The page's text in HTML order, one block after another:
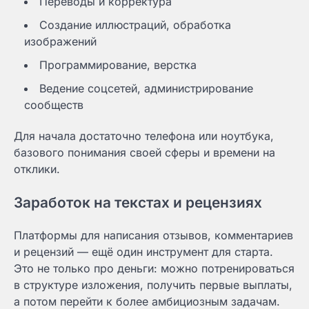
Создание иллюстраций, обработка
изображений
Программирование, верстка
Ведение соцсетей, администрирование
сообществ
Для начала достаточно телефона или ноутбука,
базового понимания своей сферы и времени на
отклики.
Заработок на текстах и рецензиях
Платформы для написания отзывов, комментариев
и рецензий — ещё один инструмент для старта.
Это не только про деньги: можно потренироваться
в структуре изложения, получить первые выплаты,
а потом перейти к более амбициозным задачам.